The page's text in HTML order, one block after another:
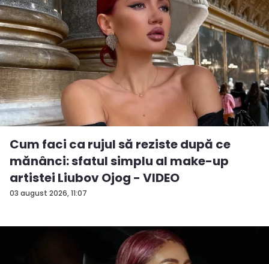
03 august 2026, 11:07
Cum faci ca rujul să reziste după ce
mănânci: sfatul simplu al make-up
artistei Liubov Ojog - VIDEO